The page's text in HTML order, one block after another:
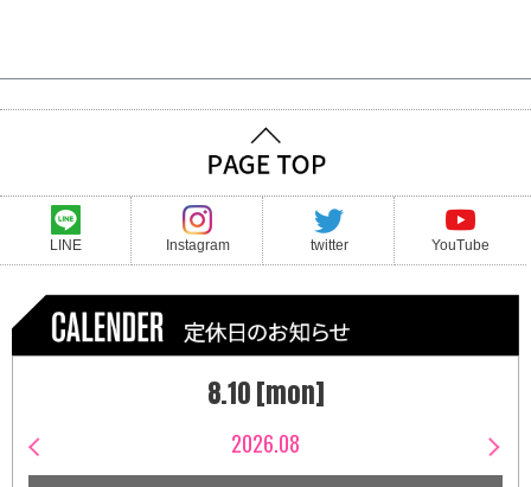
LINE Instagram twitter YouTube
8.10 [mon]
2026.08